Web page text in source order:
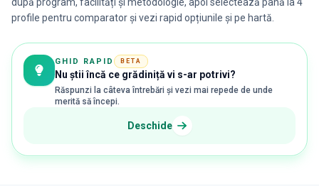
profile pentru comparator și vezi rapid opțiunile și pe hartă.
GHID RAPID BETA
Nu știi încă ce grădiniță vi s-ar potrivi?
Răspunzi la câteva întrebări și vezi mai repede de unde
merită să începi.
Deschide